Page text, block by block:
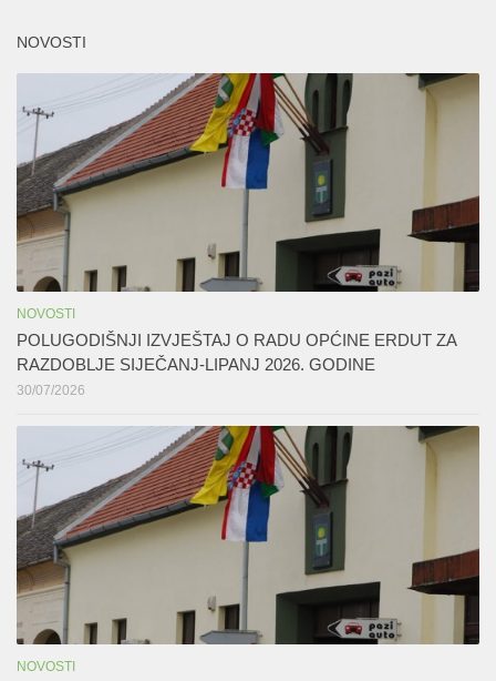
NOVOSTI
NOVOSTI
POLUGODIŠNJI IZVJEŠTAJ O RADU OPĆINE ERDUT ZA
RAZDOBLJE SIJEČANJ-LIPANJ 2026. GODINE
30/07/2026
NOVOSTI